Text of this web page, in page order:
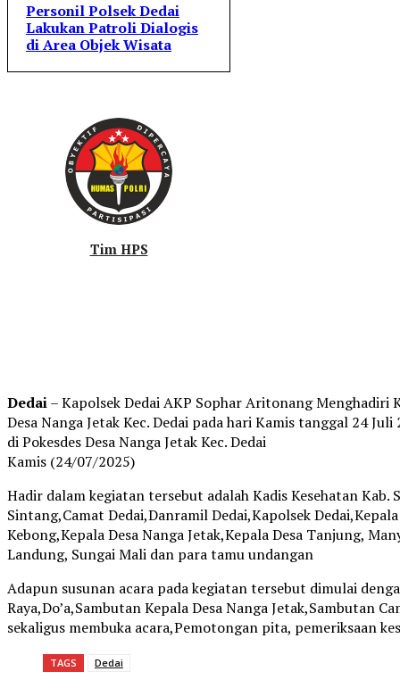
Personil Polsek Dedai
Lakukan Patroli Dialogis
di Area Objek Wisata
Tim HPS
Dedai– Kapolsek Dedai AKP Sophar Aritonang
Desa Nanga Jetak Kec. Dedai pada hari Kamis tanggal 24
di Pokesdes Desa Nanga Jetak Kec. Dedai
Kamis (24/07/2025)
Hadir dalam kegiatan tersebut adalah Kadis Kesehatan Kab.
Sintang,Camat Dedai,Danramil Dedai,Kapolsek
Kebong,Kepala Desa Nanga Jetak,Kepala Desa Tanjung,
Landung, Sungai Mali dan para tamu undangan
Adapun susunan acara pada kegiatan tersebut dimulai
Raya,Do’a,Sambutan Kepala Desa Nanga Jetak,Sambutan
sekaligus membuka acara,Pemotongan pita, pemeriksaan
TAGS Dedai